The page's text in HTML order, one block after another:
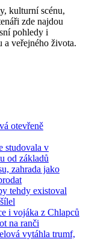
kulturní scénu,
zde najdou
pohledy i
a veřejného života.
otevřeně
studovala v
od základů
zahrada jako
tehdy existoval
i vojáka z Chlapců
na ranči
vytáhla trumf,